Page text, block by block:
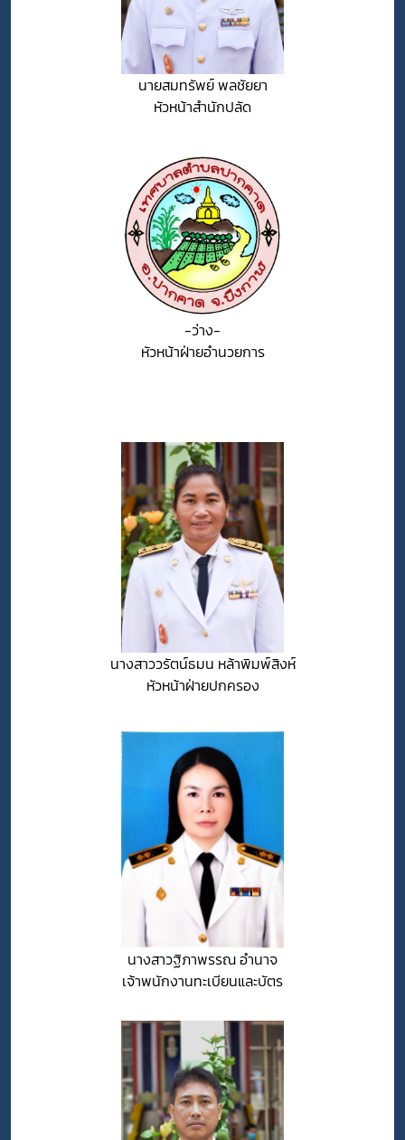
นายสมทรัพย์ พลชัยยา
หัวหน้าสำนักปลัด
-ว่าง-
หัวหน้าฝ่ายอำนวยการ
นางสาววรัตน์ธมน หล้าพิมพ์สิงห์
หัวหน้าฝ่ายปกครอง
นางสาวฐิภาพรรณ อำนาจ
เจ้าพนักงานทะเบียนและบัตร